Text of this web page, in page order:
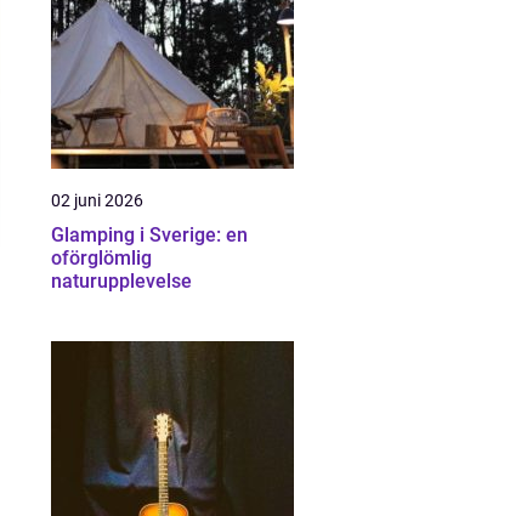
02 juni 2026
Glamping i Sverige: en
oförglömlig
naturupplevelse